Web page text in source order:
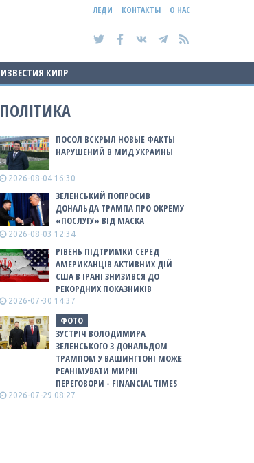
ЛЕДИ КОНТАКТЫ О НАС
ИЗВЕСТИЯ КИПР
ПОЛІТИКА
ПОСОЛ ВСКРЫЛ НОВЫЕ ФАКТЫ
НАРУШЕНИЙ В МИД УКРАИНЫ
2026-08-04 16:30
ЗЕЛЕНСЬКИЙ ПОПРОСИВ
ДОНАЛЬДА ТРАМПА ПРО ОКРЕМУ
«ПОСЛУГУ» ВІД МАСКА
2026-08-03 12:34
РІВЕНЬ ПІДТРИМКИ СЕРЕД
АМЕРИКАНЦІВ АКТИВНИХ ДІЙ
США В ІРАНІ ЗНИЗИВСЯ ДО
РЕКОРДНИХ ПОКАЗНИКІВ
2026-07-30 14:37
ФОТО
ЗУСТРІЧ ВОЛОДИМИРА
ЗЕЛЕНСЬКОГО З ДОНАЛЬДОМ
ТРАМПОМ У ВАШИНГТОНІ МОЖЕ
РЕАНІМУВАТИ МИРНІ
ПЕРЕГОВОРИ - FINANCIAL TIMES
2026-07-29 08:27